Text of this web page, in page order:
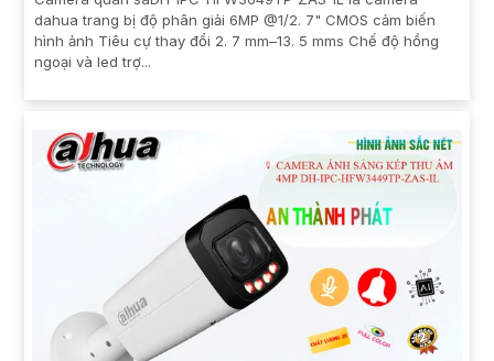
dahua trang bị độ phân giải 6MP @1/2. 7" CMOS cảm biến
hình ảnh Tiêu cự thay đổi 2. 7 mm–13. 5 mms Chế độ hồng
ngoại và led trợ...